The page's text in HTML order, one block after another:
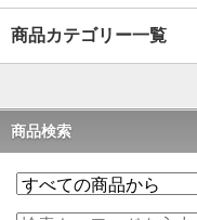
商品カテゴリー一覧
商品検索